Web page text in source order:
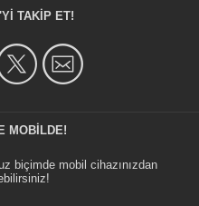
TAKIP ET!
MOBILDE!
biçimde mobil cihazınızdan